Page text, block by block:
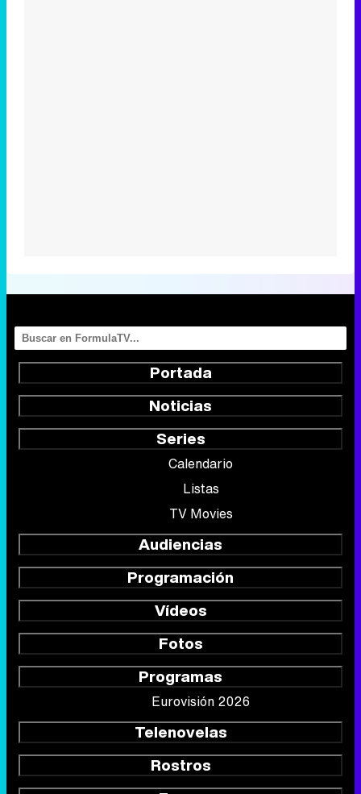
Portada
Noticias
Series
Calendario
Listas
TV Movies
Audiencias
Programación
Vídeos
Fotos
Programas
Eurovisión 2026
Telenovelas
Rostros